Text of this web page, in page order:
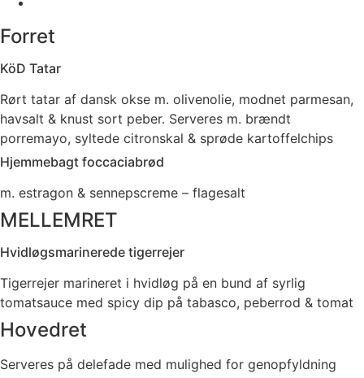
Forret
KöD Tatar
Rørt tatar af dansk okse m. olivenolie, modnet parmesan,
havsalt & knust sort peber. Serveres m. brændt
porremayo, syltede citronskal & sprøde kartoffelchips
Hjemmebagt foccaciabrød
m. estragon & sennepscreme – flagesalt
MELLEMRET
Hvidløgsmarinerede tigerrejer
Tigerrejer marineret i hvidløg på en bund af syrlig
tomatsauce med spicy dip på tabasco, peberrod & tomat
Hovedret
Serveres på delefade med mulighed for genopfyldning